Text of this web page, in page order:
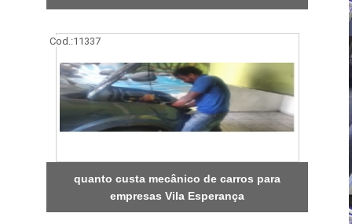
Cod.:11337
quanto custa mecânico de carros para
empresas Vila Esperança